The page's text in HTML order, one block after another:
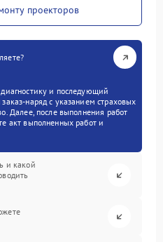
проекторов
и последующий
наряд с указанием страховых
Далее, после выполнения работ
акт выполненных работ и
и какой